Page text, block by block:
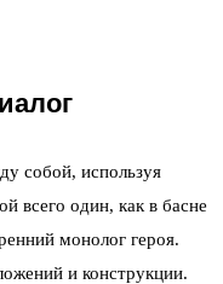
собой, используя
всего один, как в басне
монолог героя.
и конструкции.